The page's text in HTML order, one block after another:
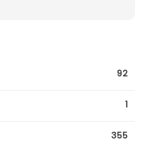
92
1
355